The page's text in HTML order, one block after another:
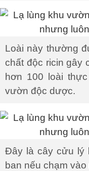
Loài này thường
chất độc ricin gây
hơn 100 loài
vườn độc dược.
Đây là cây cửu lý
ban nếu chạm vào